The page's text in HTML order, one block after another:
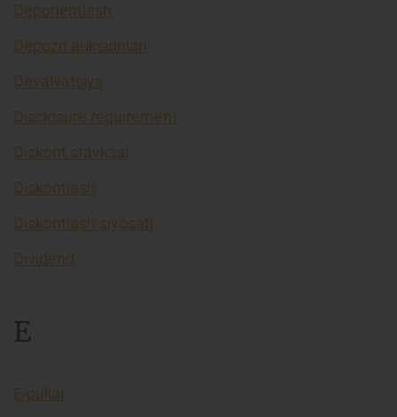
Deponentlash
Depozit auksionlari
Devalvatsiya
Disclosure requirement
Diskont stavkasi
Diskontlash
Diskontlash siyosati
Dividend
E
E-pullar